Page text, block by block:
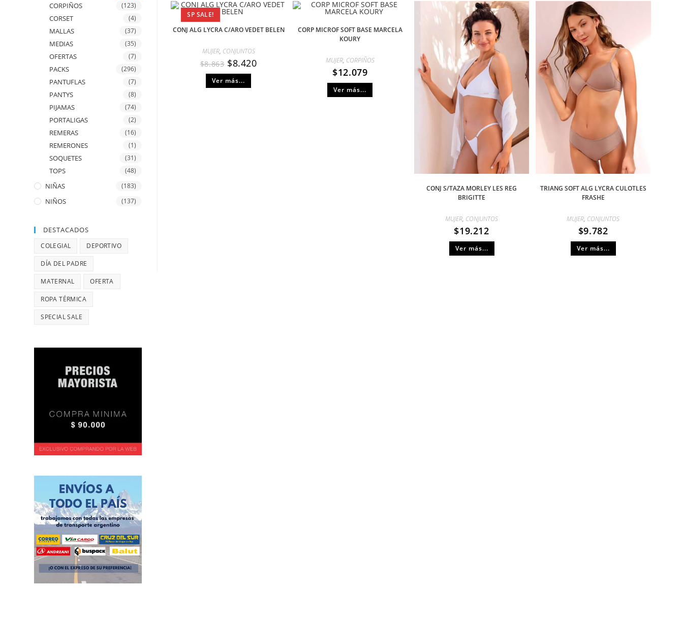
SP SALE!
CONJ ALG LYCRA C/ARO VEDET BELEN
MUJER, CONJUNTOS
$8.863 $8.420
Ver más...
CORP MICROF SOFT BASE MARCELA
KOURY
MUJER, CORPIÑOS
$12.079
Ver más...
CONJ S/TAZA MORLEY LES REG
BRIGITTE
MUJER, CONJUNTOS
$19.212
Ver más...
TRIANG SOFT ALG LYCRA CULOTLES
FRASHE
MUJER, CONJUNTOS
$9.782
Ver más...
CORPIÑOS (123)
CORSET (4)
MALLAS (37)
MEDIAS (35)
OFERTAS (7)
PACKS (296)
PANTUFLAS (7)
PANTYS (8)
PIJAMAS (74)
PORTALIGAS (2)
REMERAS (16)
REMERONES (1)
SOQUETES (31)
TOPS (48)
NIÑAS (183)
NIÑOS (137)
DESTACADOS
COLEGIAL DEPORTIVO
DÍA DEL PADRE
MATERNAL OFERTA
ROPA TÉRMICA
SPECIAL SALE